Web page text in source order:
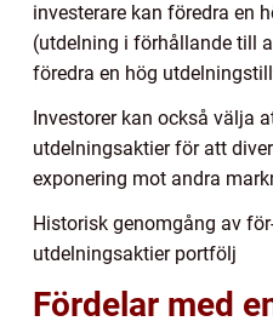
investerare kan föredra en
(utdelning i förhållande till
föredra en hög
Investorer kan också välja
utdelningsaktier för att
exponering mot andra
Historisk genomgång av
utdelningsaktier portfölj
Fördelar med